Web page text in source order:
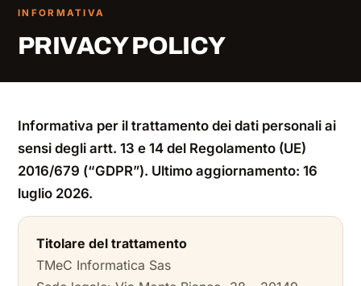
INFORMATIVA
PRIVACY POLICY
Informativa per il trattamento dei dati personali ai
sensi degli artt. 13 e 14 del Regolamento (UE)
2016/679 (“GDPR”). Ultimo aggiornamento: 16
luglio 2026.
Titolare del trattamento
TMeC Informatica Sas